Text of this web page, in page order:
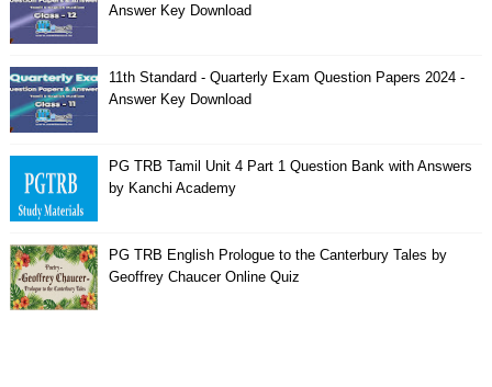
Answer Key Download
11th Standard - Quarterly Exam Question Papers 2024 -
Answer Key Download
PG TRB Tamil Unit 4 Part 1 Question Bank with Answers
by Kanchi Academy
PG TRB English Prologue to the Canterbury Tales by
Geoffrey Chaucer Online Quiz